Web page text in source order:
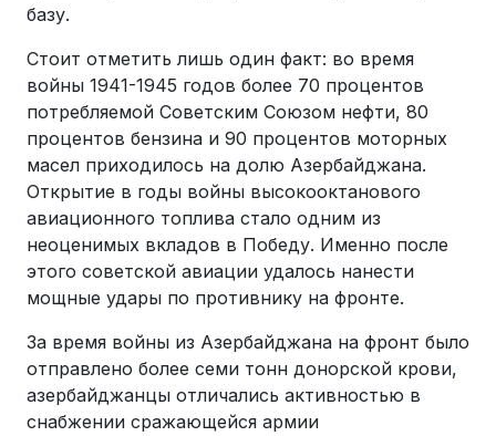
базу.
Стоит отметить лишь один факт: во время
войны 1941-1945 годов более 70 процентов
потребляемой Советским Союзом нефти, 80
процентов бензина и 90 процентов моторных
масел приходилось на долю Азербайджана.
Открытие в годы войны высокооктанового
авиационного топлива стало одним из
неоценимых вкладов в Победу. Именно после
этого советской авиации удалось нанести
мощные удары по противнику на фронте.
За время войны из Азербайджана на фронт было
отправлено более семи тонн донорской крови,
азербайджанцы отличались активностью в
снабжении сражающейся армии